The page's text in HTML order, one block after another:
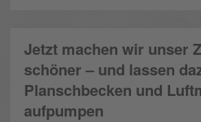
Jetzt machen wir unser
schöner – und lassen
Planschbecken und
aufpumpen